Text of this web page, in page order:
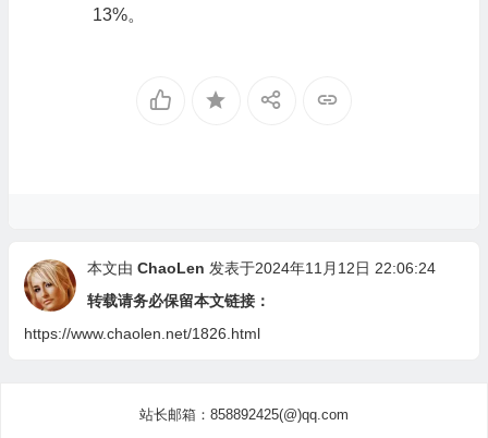
13%。
本文由 ChaoLen 发表于2024年11月12日 22:06:24
转载请务必保留本文链接：
https://www.chaolen.net/1826.html
站长邮箱：858892425(@)qq.com